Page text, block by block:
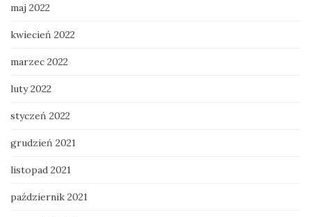
maj 2022
kwiecień 2022
marzec 2022
luty 2022
styczeń 2022
grudzień 2021
listopad 2021
październik 2021